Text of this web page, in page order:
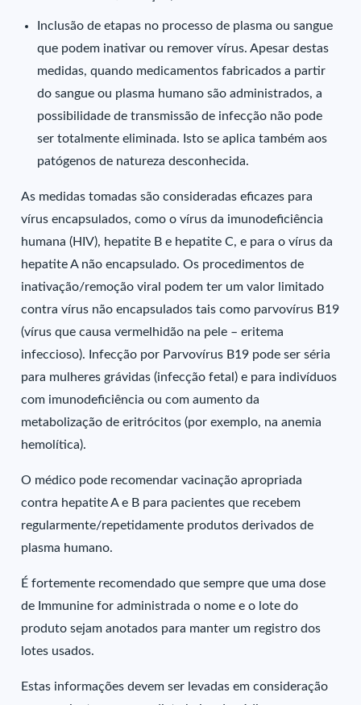
Inclusão de etapas no processo de plasma ou sangue
que podem inativar ou remover vírus. Apesar destas
medidas, quando medicamentos fabricados a partir
do sangue ou plasma humano são administrados, a
possibilidade de transmissão de infecção não pode
ser totalmente eliminada. Isto se aplica também aos
patógenos de natureza desconhecida.
As medidas tomadas são consideradas eficazes para
vírus encapsulados, como o vírus da imunodeficiência
humana (HIV), hepatite B e hepatite C, e para o vírus da
hepatite A não encapsulado. Os procedimentos de
inativação/remoção viral podem ter um valor limitado
contra vírus não encapsulados tais como parvovírus B19
(vírus que causa vermelhidão na pele – eritema
infeccioso). Infecção por Parvovírus B19 pode ser séria
para mulheres grávidas (infecção fetal) e para indivíduos
com imunodeficiência ou com aumento da
metabolização de eritrócitos (por exemplo, na anemia
hemolítica).
O médico pode recomendar vacinação apropriada
contra hepatite A e B para pacientes que recebem
regularmente/repetidamente produtos derivados de
plasma humano.
É fortemente recomendado que sempre que uma dose
de Immunine for administrada o nome e o lote do
produto sejam anotados para manter um registro dos
lotes usados.
Estas informações devem ser levadas em consideração